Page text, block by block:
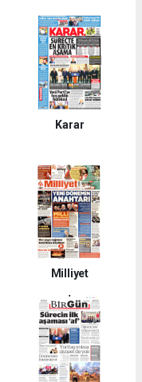
Karar
Milliyet